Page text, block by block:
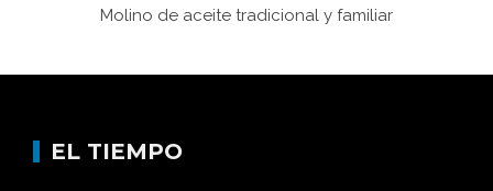
Molino de aceite tradicional y familiar
EL TIEMPO